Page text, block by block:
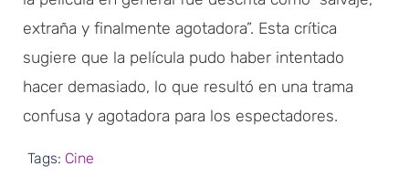
extraña y finalmente agotadora”. Esta crítica
sugiere que la película pudo haber intentado
hacer demasiado, lo que resultó en una trama
confusa y agotadora para los espectadores.
Tags: Cine